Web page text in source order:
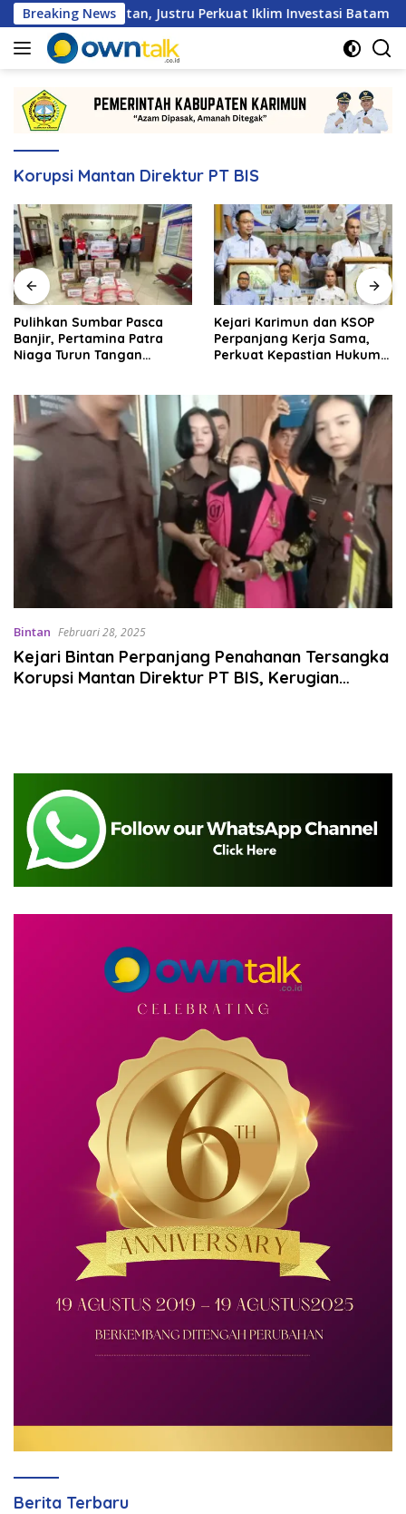
Langsung
ke
konten
Breaking News
Hambatan, Justru Perkuat Iklim Investasi Batam
Korupsi Mantan Direktur PT BIS
Pulihkan Sumbar Pasca
Banjir, Pertamina Patra
Niaga Turun Tangan
Kejari Karimun dan KSOP
Perpanjang Kerja Sama,
Perkuat Kepastian Hukum
Bintan Februari 28, 2025
Kejari Bintan Perpanjang Penahanan Tersangka
Korupsi Mantan Direktur PT BIS, Kerugian
Berita Terbaru